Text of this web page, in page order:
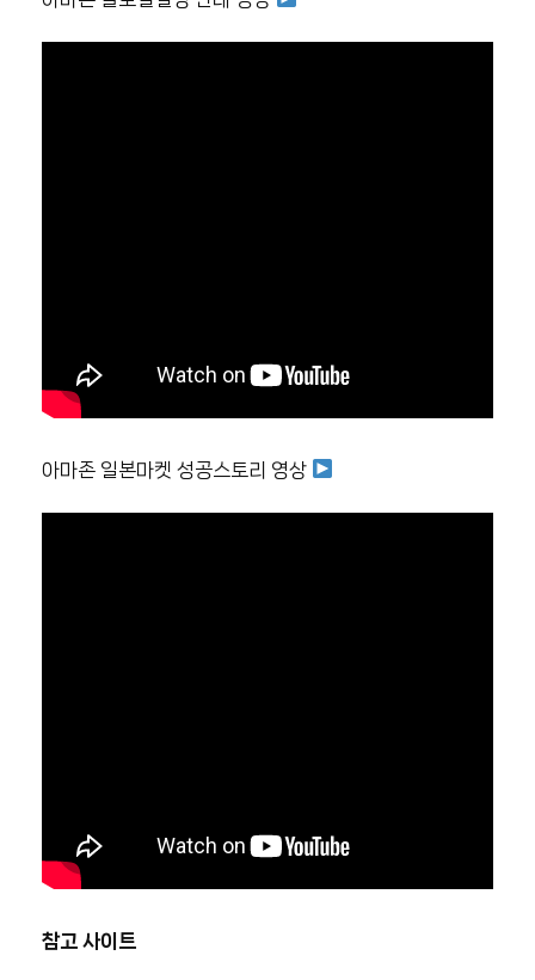
아마존 일본마켓 성공스토리 영상
참고 사이트